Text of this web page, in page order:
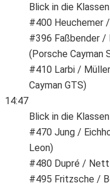
Blick in die
#400 Heuchemer
#396 Faßbender
(Porsche Cayman
#410 Larbi /
Cayman GTS)
14:47
Blick in die
#470 Jung /
Leon)
#480 Dupré /
#495 Fritzsche /